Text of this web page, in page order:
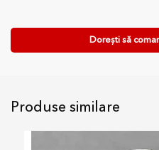
Dorești să
Produse similare